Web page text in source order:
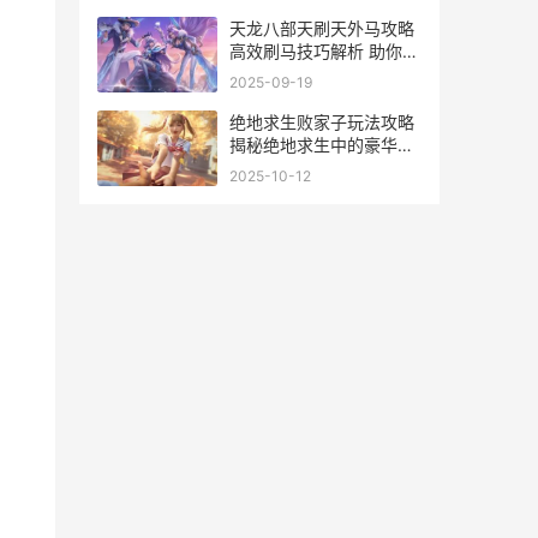
天龙八部天刷天外马攻略
高效刷马技巧解析 助你轻
松升级
2025-09-19
绝地求生败家子玩法攻略
揭秘绝地求生中的豪华装
备 盘点绝地求生败家子玩
2025-10-12